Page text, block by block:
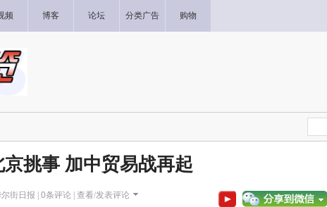
频 博客 论坛 分类广告 购物
京挑事 加中贸易战再起
街日报 | 0条评论 | 查看/发表评论